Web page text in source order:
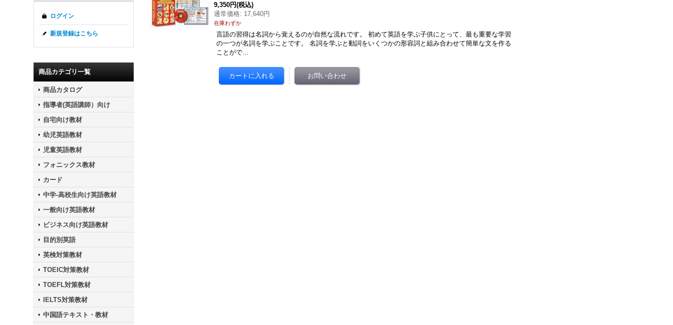
ログイン
新規登録はこちら
商品カテゴリ一覧
商品カタログ
指導者(英語講師）向け
自宅向け教材
幼児英語教材
児童英語教材
フォニックス教材
カード
中学-高校生向け英語教材
一般向け英語教材
ビジネス向け英語教材
目的別英語
英検対策教材
TOEIC対策教材
TOEFL対策教材
IELTS対策教材
中国語テキスト・教材
9,350円(税込)
通常価格: 17,640円
在庫わずか
言語の習得は名詞から覚えるのが自然な流れです。 初めて英語を学ぶ子供にとって、最も重要な学習
の一つが名詞を学ぶことです。 名詞を学ぶと動詞をいくつかの形容詞と組み合わせて簡単な文を作る
ことがで…